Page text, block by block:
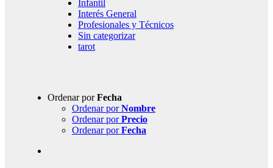
Infantil
Interés General
Profesionales y Técnicos
Sin categorizar
tarot
Ordenar porFecha
Ordenar porNombre
Ordenar porPrecio
Ordenar porFecha